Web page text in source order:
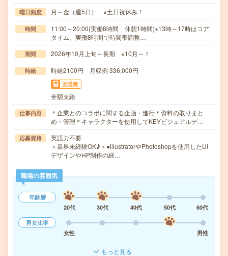
曜日頻度 月～金（週5日） ※土日祝休み！
時間
11:00～20:00(実働8時間 休憩1時間)※13時～17時はコア
タイム。実働8時間で時間帯調整…
期間 2026年10月上旬～長期 ※10月～！
時給 時給2100円 月収例 336,000円
交通費
全額支給
仕事内容
＊企業とのコラボに関する企画・進行＊資料の取りまと
め・管理＊キャラクターを使用してKEYビジュアルデ…
応募資格
英語力不要
＜業界未経験OK♪＞●illustratorやPhotoshopを使用したUI
デザインやHP制作の経…
職場の雰囲気
年齢層
20代
30代 40代 50代
60代
男女比率
女性
男性
もっと見る